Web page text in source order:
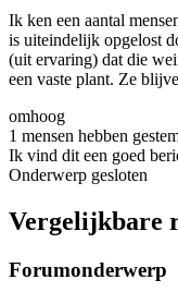
Ik ken een aantal
is uiteindelijk opgelost
(uit ervaring) dat die
een vaste plant. Ze
omhoog
1 mensen hebben
Ik vind dit een goed
Onderwerp gesloten
Vergelijkbare
Forumonderwerp